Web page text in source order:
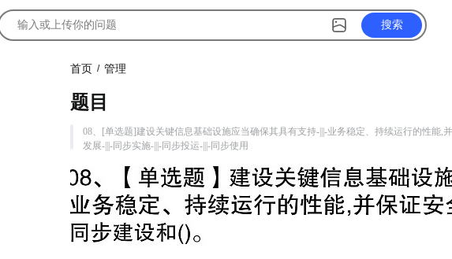
搜索
首页 / 管理
题目
08、[单选题]建设关键信息基础设施应当确保其具有支持-|||-业务稳定、持续运行的性能,
发展-|||-同步实施-|||-同步投运-|||-同步使用